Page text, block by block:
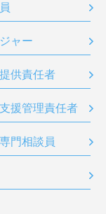
ャー
供責任者
援管理責任者
門相談員